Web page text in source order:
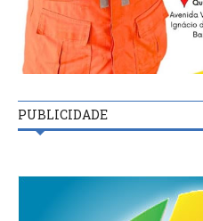
PUBLICIDADE